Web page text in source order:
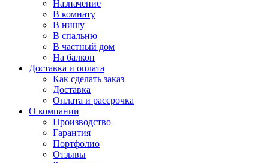
Назначение
В комнату
В нишу
В спальню
В частный дом
На балкон
Доставка и оплата
Как сделать заказ
Доставка
Оплата и рассрочка
О компании
Производство
Гарантия
Портфолио
Отзывы